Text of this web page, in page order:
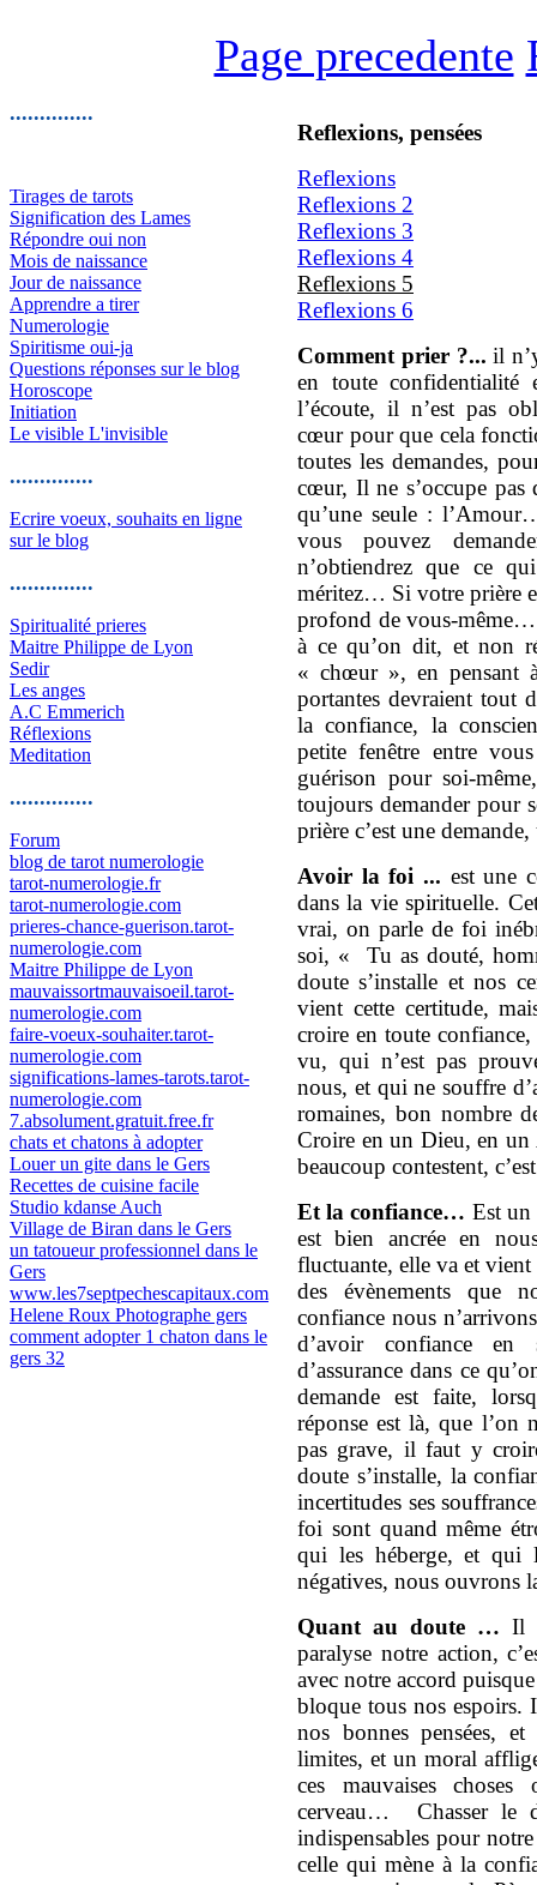
Page precedente
..............
Tirages de tarots
Signification des Lames
Répondre oui non
Mois de naissance
Jour de naissance
Apprendre a tirer
Numerologie
Spiritisme oui-ja
Questions réponses sur le blog
Horoscope
Initiation
Le visible L'invisible
..............
Ecrire voeux, souhaits en ligne
sur le blog
..............
Spiritualité prieres
Maitre Philippe de Lyon
Sedir
Les anges
A.C Emmerich
Réflexions
Meditation
..............
Forum
blog de tarot numerologie
tarot-numerologie.fr
tarot-numerologie.com
prieres-chance-guerison.tarot-
numerologie.com
Maitre Philippe de Lyon
mauvaissortmauvaisoeil.tarot-
numerologie.com
faire-voeux-souhaiter.tarot-
numerologie.com
significations-lames-tarots.tarot-
numerologie.com
7.absolument.gratuit.free.fr
chats et chatons à adopter
Louer un gite dans le Gers
Recettes de cuisine facile
Studio kdanse Auch
Village de Biran dans le Gers
un tatoueur professionnel dans le
Gers
www.les7septpechescapitaux.com
Helene Roux Photographe gers
comment adopter 1 chaton dans le
gers 32
Reflexions, pensées
Reflexions
Reflexions 2
Reflexions 3
Reflexions 4
Reflexions 5
Reflexions 6
Comment prier ?... il
en toute
l’écoute, il n’est pas
cœur pour que cela
toutes les demandes,
cœur, Il ne s’occupe
qu’une seule :
vous pouvez
n’obtiendrez que ce
méritez… Si votre prière
profond de vous-
à ce qu’on dit, et non
« chœur », en pensant
portantes devraient tout
la confiance, la
petite fenêtre entre
guérison pour soi-
toujours demander pour
prière c’est une
Avoir la foi ... est une
dans la vie spirituelle.
vrai, on parle de foi
soi, « Tu as douté,
doute s’installe et nos
vient cette certitude,
croire en toute confiance,
vu, qui n’est pas
nous, et qui ne souffre
romaines, bon nombre
Croire en un Dieu, en un
beaucoup contestent,
Et la confiance… Est un
est bien ancrée en
fluctuante, elle va et
des évènements que
confiance nous
d’avoir confiance en
d’assurance dans ce
demande est faite,
réponse est là, que l’on
pas grave, il faut y
doute s’installe, la
incertitudes ses
foi sont quand même
qui les héberge, et qui
négatives, nous ouvrons
Quant au doute … Il
paralyse notre action,
avec notre accord
bloque tous nos espoirs.
nos bonnes pensées,
limites, et un moral
ces mauvaises
cerveau… Chasser le
indispensables pour
celle qui mène à la